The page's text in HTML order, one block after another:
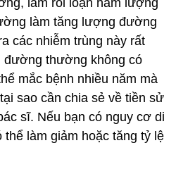
làm rối loạn hàm lượng
làm tăng lượng đường
các nhiễm trùng này rất
thường không có
mắc bệnh nhiều năm mà
sao cần chia sẻ về tiền sử
sĩ. Nếu bạn có nguy cơ di
thể làm giảm hoặc tăng tỷ lệ